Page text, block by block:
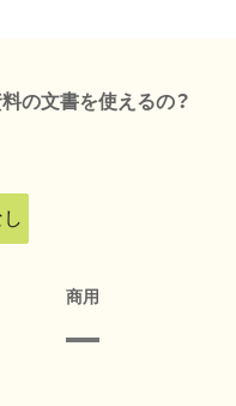
の文書を使えるの？
商用